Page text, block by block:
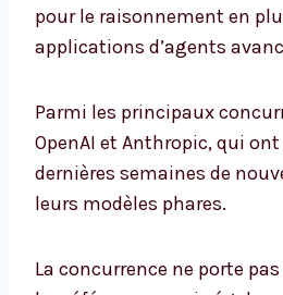
pour le raisonnement en
applications d’agents
Parmi les principaux
OpenAI et Anthropic, qui
dernières semaines de
leurs modèles phares.
La concurrence ne porte